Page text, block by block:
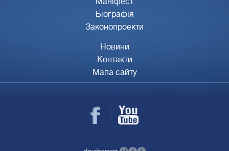
Біографія
Законопроекти
Новини
Контакти
Мапа сайту